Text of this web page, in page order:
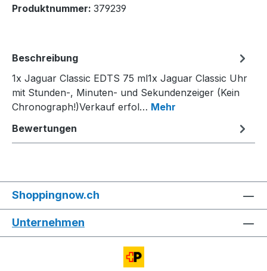
Produktnummer: 379239
Beschreibung
1x Jaguar Classic EDTS 75 ml1x Jaguar Classic Uhr
mit Stunden-, Minuten- und Sekundenzeiger (Kein
Chronograph!)Verkauf erfol… Mehr
Bewertungen
Shoppingnow.ch
Unternehmen